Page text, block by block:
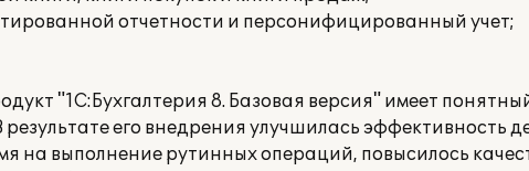
отчетности и персонифицированный учет;
"1С:Бухгалтерия 8. Базовая версия" имеет
результате его внедрения улучшилась эффективность
на выполнение рутинных операций, повысилось